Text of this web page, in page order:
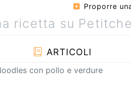
Proporre
ARTICOLI
con pollo e verdure